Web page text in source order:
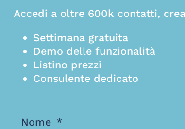
Accedi a oltre 600k contatti,
Settimana gratuita
Demo delle funzionalità
Listino prezzi
Consulente dedicato
Nome